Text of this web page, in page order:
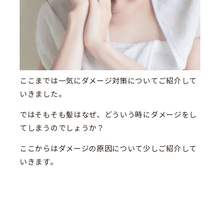
ここまでは一気にダメージ対策についてご紹介して
いきました。
ではそもそも髪はなぜ、どういう時にダメージをし
てしまうのでしょうか？
ここからはダメージの原因について少しご紹介して
いきます。